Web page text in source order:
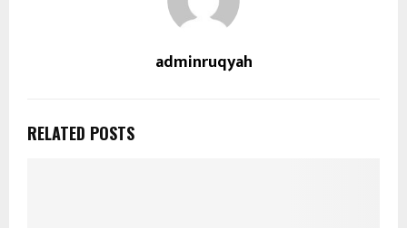
adminruqyah
RELATED POSTS